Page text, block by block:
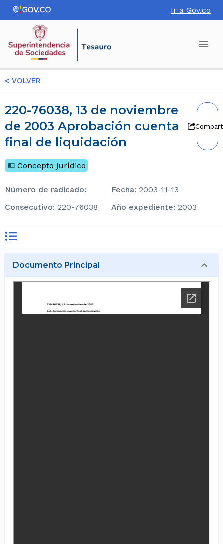
Ir a Gov.co
< VOLVER
220-76038, 13 de noviembre
de 2003 Aprobación cuenta
final de liquidación
Concepto jurídico
Número de radicado: Fecha: 2003-11-13
consecutivo: 220-76038 Año expediente: 2003
Documento Principal